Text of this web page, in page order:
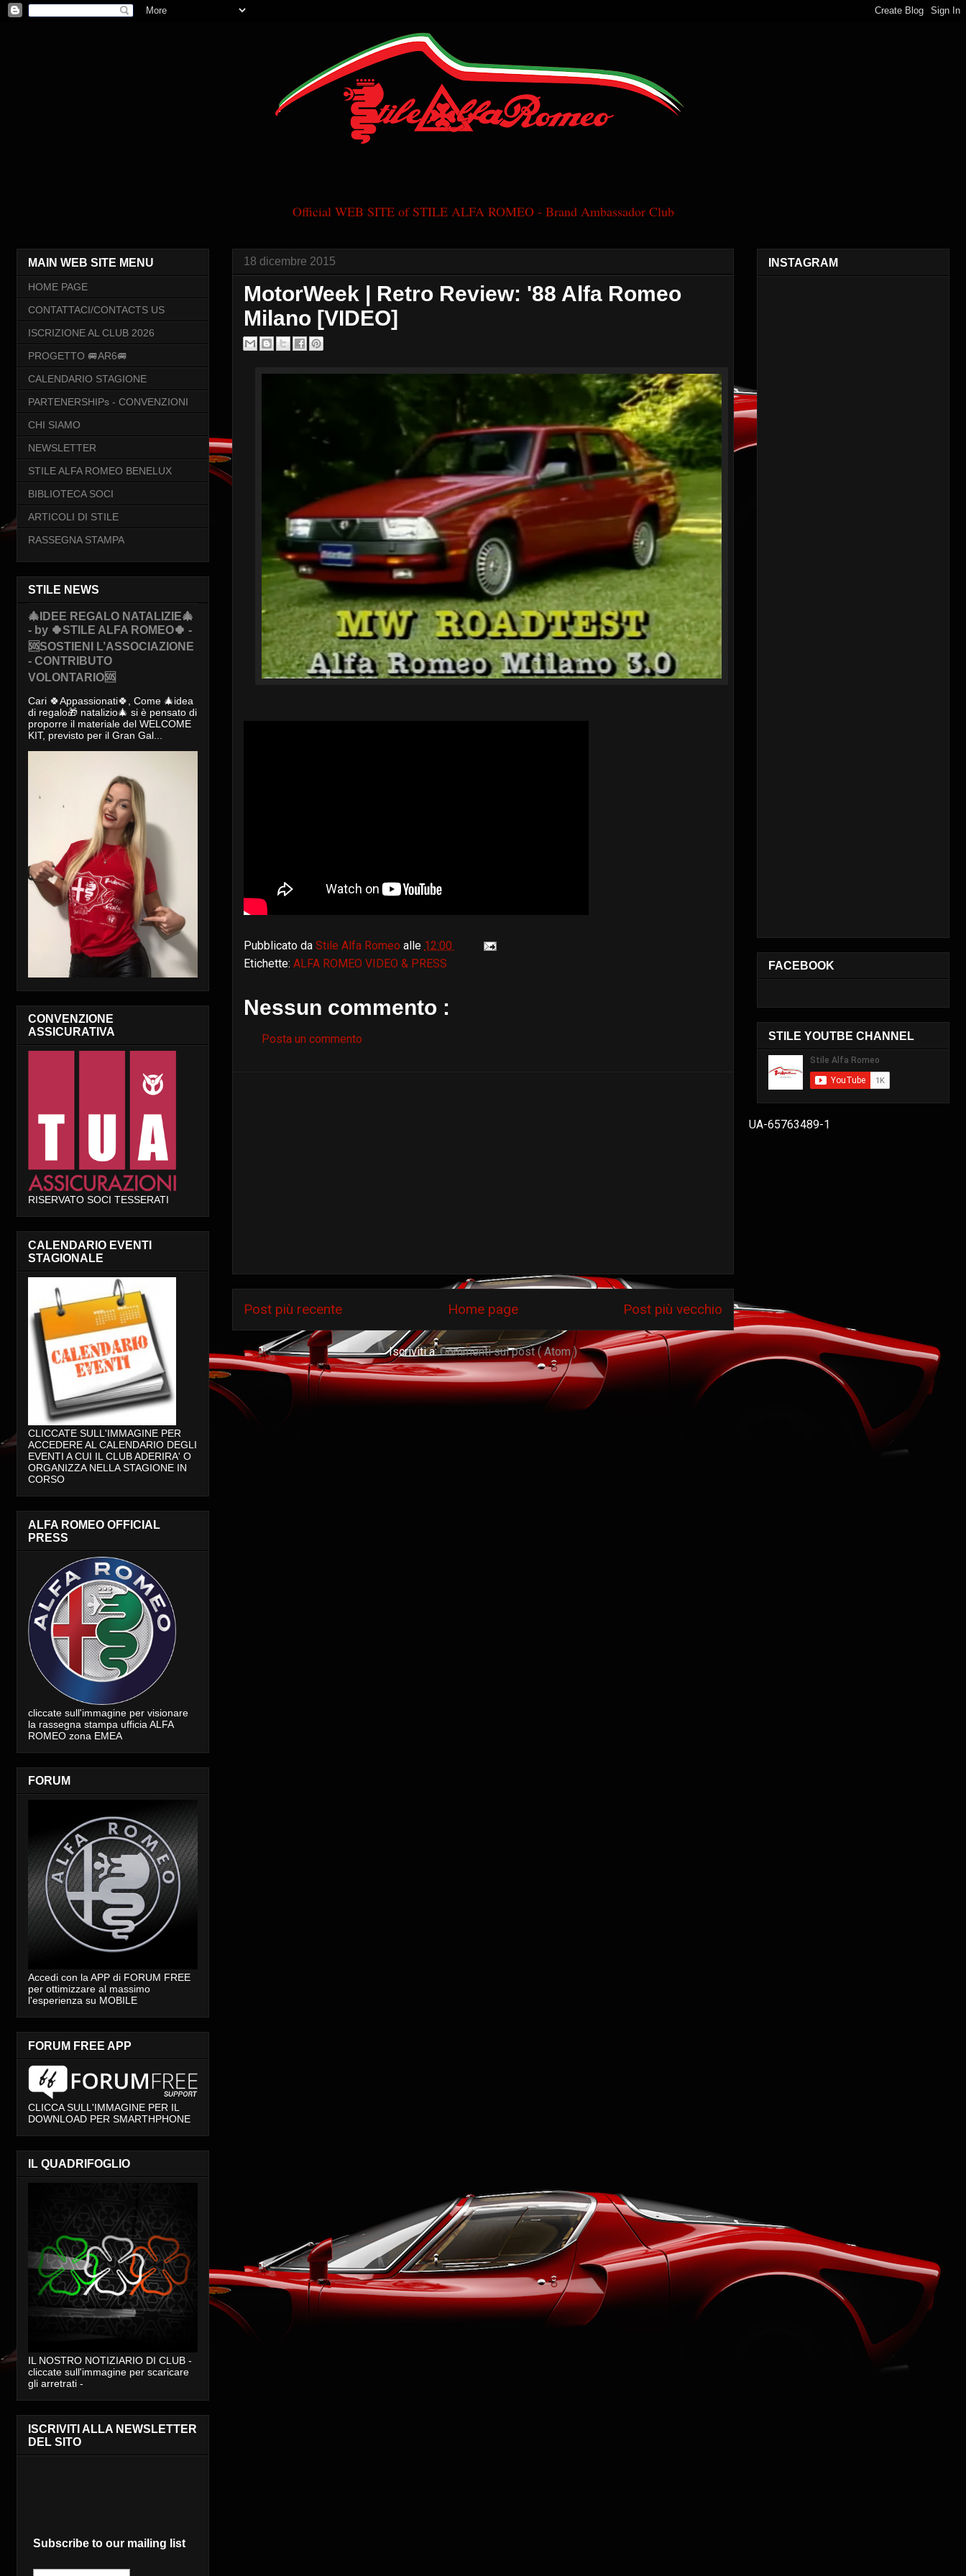
Official WEB SITE of STILE ALFA ROMEO - Brand Ambassador Club
18 dicembre 2015
MotorWeek | Retro Review: '88 Alfa Romeo
Milano [VIDEO]
Pubblicato da Stile Alfa Romeo alle 12:00
Etichette: ALFA ROMEO VIDEO & PRESS
Nessun commento :
Posta un commento
Post più recente Post più vecchio
Home page
Iscriviti a:Commenti sul post ( Atom )
MAIN WEB SITE MENU
HOME PAGE
CONTATTACI/CONTACTS US
ISCRIZIONE AL CLUB 2026
PROGETTO 🚐AR6🚐
CALENDARIO STAGIONE
PARTENERSHIPs - CONVENZIONI
CHI SIAMO
NEWSLETTER
STILE ALFA ROMEO BENELUX
BIBLIOTECA SOCI
ARTICOLI DI STILE
RASSEGNA STAMPA
STILE NEWS
🎄IDEE REGALO NATALIZIE🎄
- by 🍀STILE ALFA ROMEO🍀 -
🆘SOSTIENI L’ASSOCIAZIONE
- CONTRIBUTO
VOLONTARIO🆘
Cari 🍀Appassionati🍀, Come 🎄idea
di regalo🎁 natalizio🎄 si è pensato di
proporre il materiale del WELCOME
KIT, previsto per il Gran Gal...
CONVENZIONE
ASSICURATIVA
RISERVATO SOCI TESSERATI
CALENDARIO EVENTI
STAGIONALE
CLICCATE SULL'IMMAGINE PER
ACCEDERE AL CALENDARIO DEGLI
EVENTI A CUI IL CLUB ADERIRA' O
ORGANIZZA NELLA STAGIONE IN
CORSO
ALFA ROMEO OFFICIAL
PRESS
cliccate sull'immagine per visionare
la rassegna stampa ufficia ALFA
ROMEO zona EMEA
FORUM
Accedi con la APP di FORUM FREE
per ottimizzare al massimo
l'esperienza su MOBILE
FORUM FREE APP
CLICCA SULL'IMMAGINE PER IL
DOWNLOAD PER SMARTHPHONE
IL QUADRIFOGLIO
IL NOSTRO NOTIZIARIO DI CLUB -
cliccate sull'immagine per scaricare
gli arretrati -
ISCRIVITI ALLA NEWSLETTER
DEL SITO
Subscribe to our mailing list
INSTAGRAM
FACEBOOK
STILE YOUTBE CHANNEL
UA-65763489-1